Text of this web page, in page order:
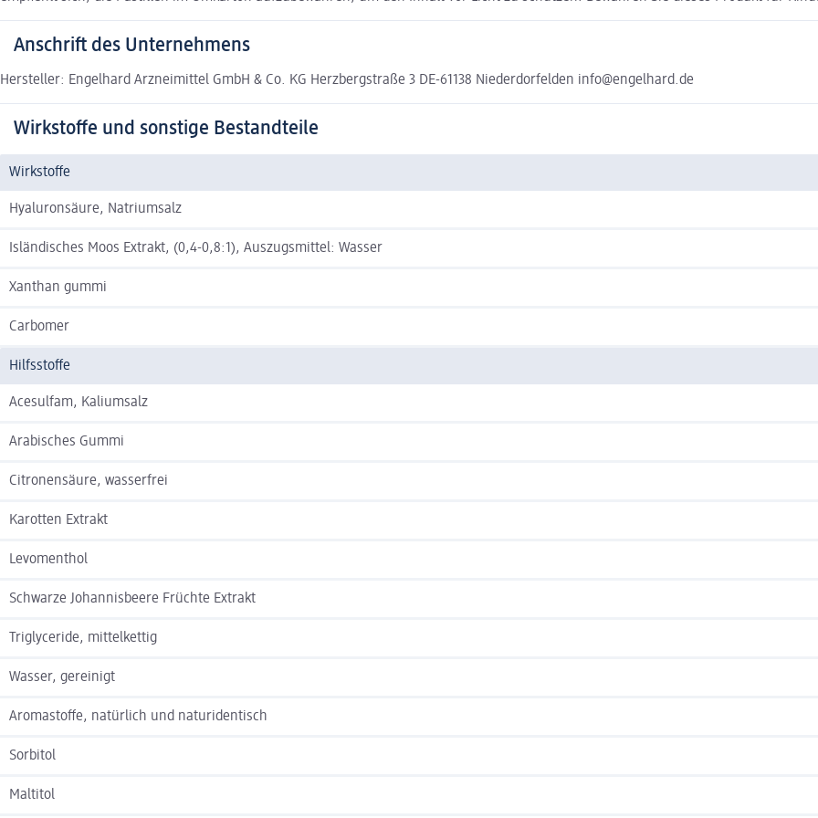
Anschrift des Unternehmens
Hersteller: Engelhard Arzneimittel GmbH & Co. KG Herzbergstraße 3 DE-61138 Niederdorfelden info@engelhard.de
Wirkstoffe und sonstige Bestandteile
Wirkstoffe
Hyaluronsäure, Natriumsalz
Isländisches Moos Extrakt, (0,4-0,8:1), Auszugsmittel: Wasser
Xanthan gummi
Carbomer
Hilfsstoffe
Acesulfam, Kaliumsalz
Arabisches Gummi
Citronensäure, wasserfrei
Karotten Extrakt
Levomenthol
Schwarze Johannisbeere Früchte Extrakt
Triglyceride, mittelkettig
Wasser, gereinigt
Aromastoffe, natürlich und naturidentisch
Sorbitol
Maltitol